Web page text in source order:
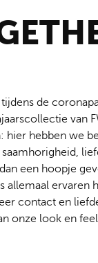
de
van
hebben we
een hoopje
allemaal ervaren
contact en
onze look en